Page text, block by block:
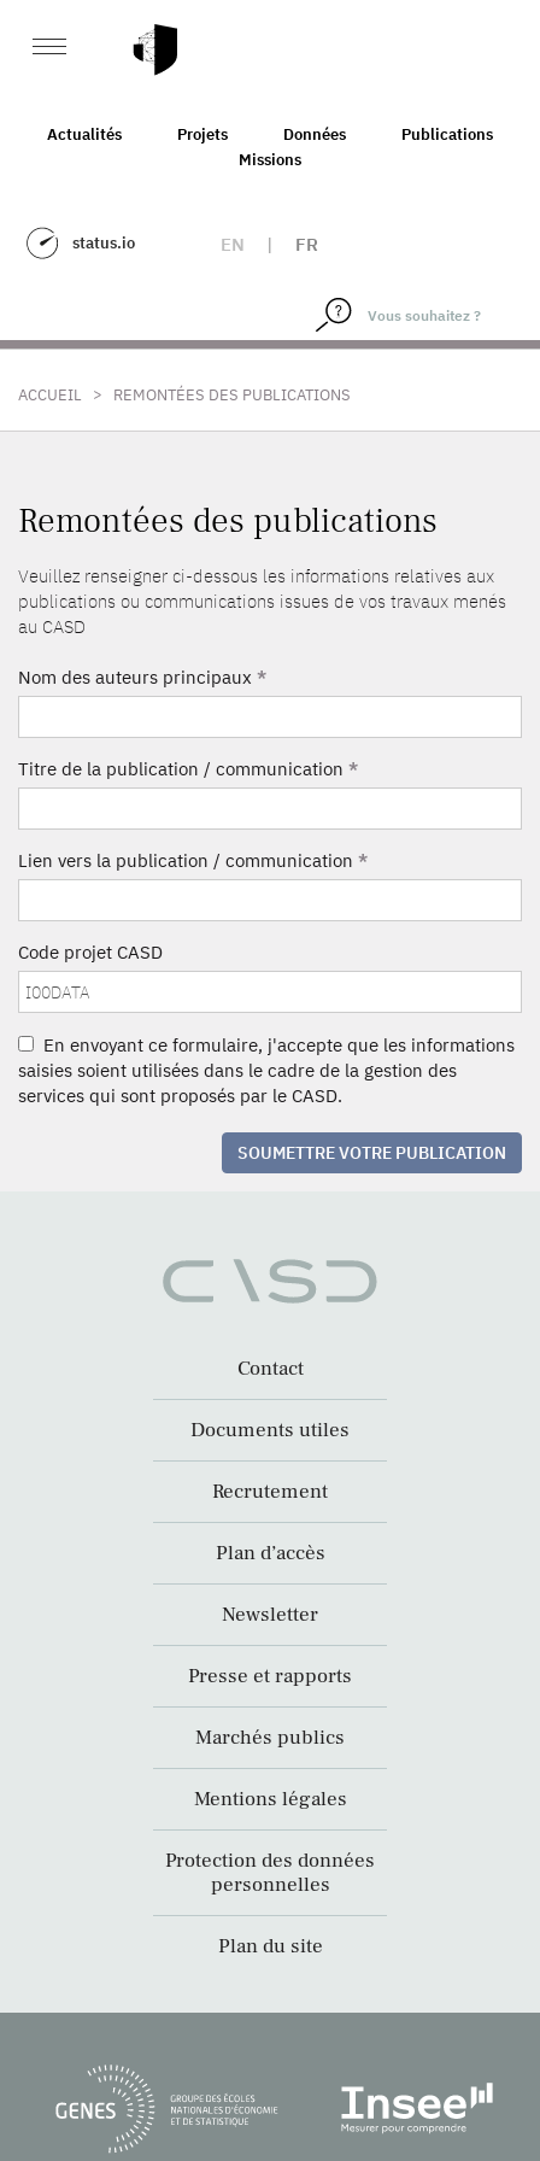
Actualités Projets Données
Publications
Missions
status.io EN | FR
ACCUEIL > REMONTÉES DES PUBLICATIONS
Remontées des publications
Veuillez renseigner ci-dessous les informations relatives aux
publications ou communications issues de vos travaux menés
au CASD
Nom des auteurs principaux *
Titre de la publication / communication *
Lien vers la publication / communication *
Code projet CASD
En envoyant ce formulaire, j'accepte que les informations
saisies soient utilisées dans le cadre de la gestion des
services qui sont proposés par le CASD.
SOUMETTRE VOTRE PUBLICATION
Contact
Documents utiles
Recrutement
Plan d’accès
Newsletter
Presse et rapports
Marchés publics
Mentions légales
Protection des données
personnelles
Plan du site